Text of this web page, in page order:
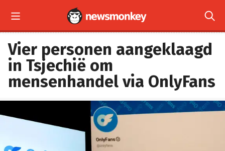
 
Vier personen aangeklaagd
in Tsjechië om
mensenhandel via OnlyFans